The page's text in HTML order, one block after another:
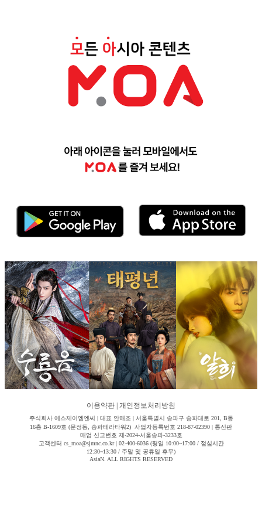
이용약관 개인정보처리방침
주식회사 에스제이엠엔씨 | 대표 안해조 | 서울특별시 송파구 송파대로 201, B동
16층 B-1609호 (문정동, 송파테라타워2) 사업자등록번호 218-87-02390 | 통신판
매업 신고번호 제-2024-서울송파-3233호
고객센터 cs_moa@sjmnc.co.kr | 02-400-6036 (평일 10:00~17:00 / 점심시간
12:30~13:30 / 주말 및 공휴일 휴무)
AsiaN. ALL RIGHTS RESERVED